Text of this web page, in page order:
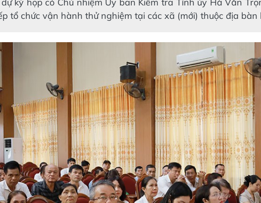
tổ chức vận hành thử nghiệm tại các xã (mới) thuộc địa bàn